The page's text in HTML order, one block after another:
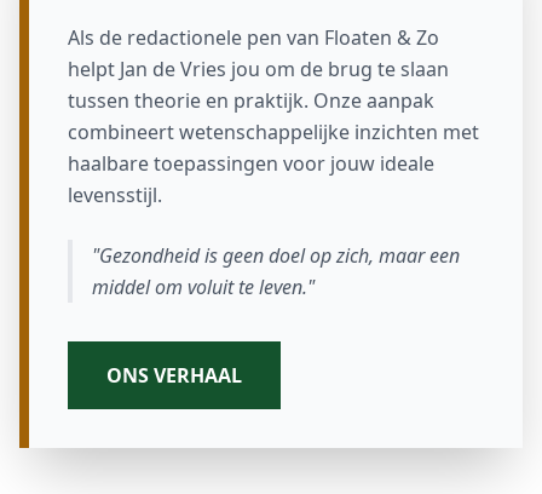
Als de redactionele pen van Floaten & Zo
helpt Jan de Vries jou om de brug te slaan
tussen theorie en praktijk. Onze aanpak
combineert wetenschappelijke inzichten met
haalbare toepassingen voor jouw ideale
levensstijl.
"Gezondheid is geen doel op zich, maar een
middel om voluit te leven."
ONS VERHAAL